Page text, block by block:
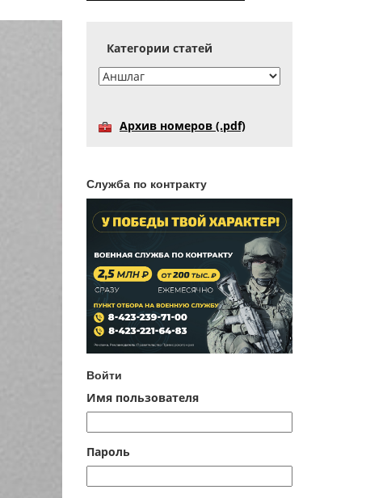
Категории статей
Архив номеров (.pdf)
Служба по контракту
Войти
Имя пользователя
Пароль